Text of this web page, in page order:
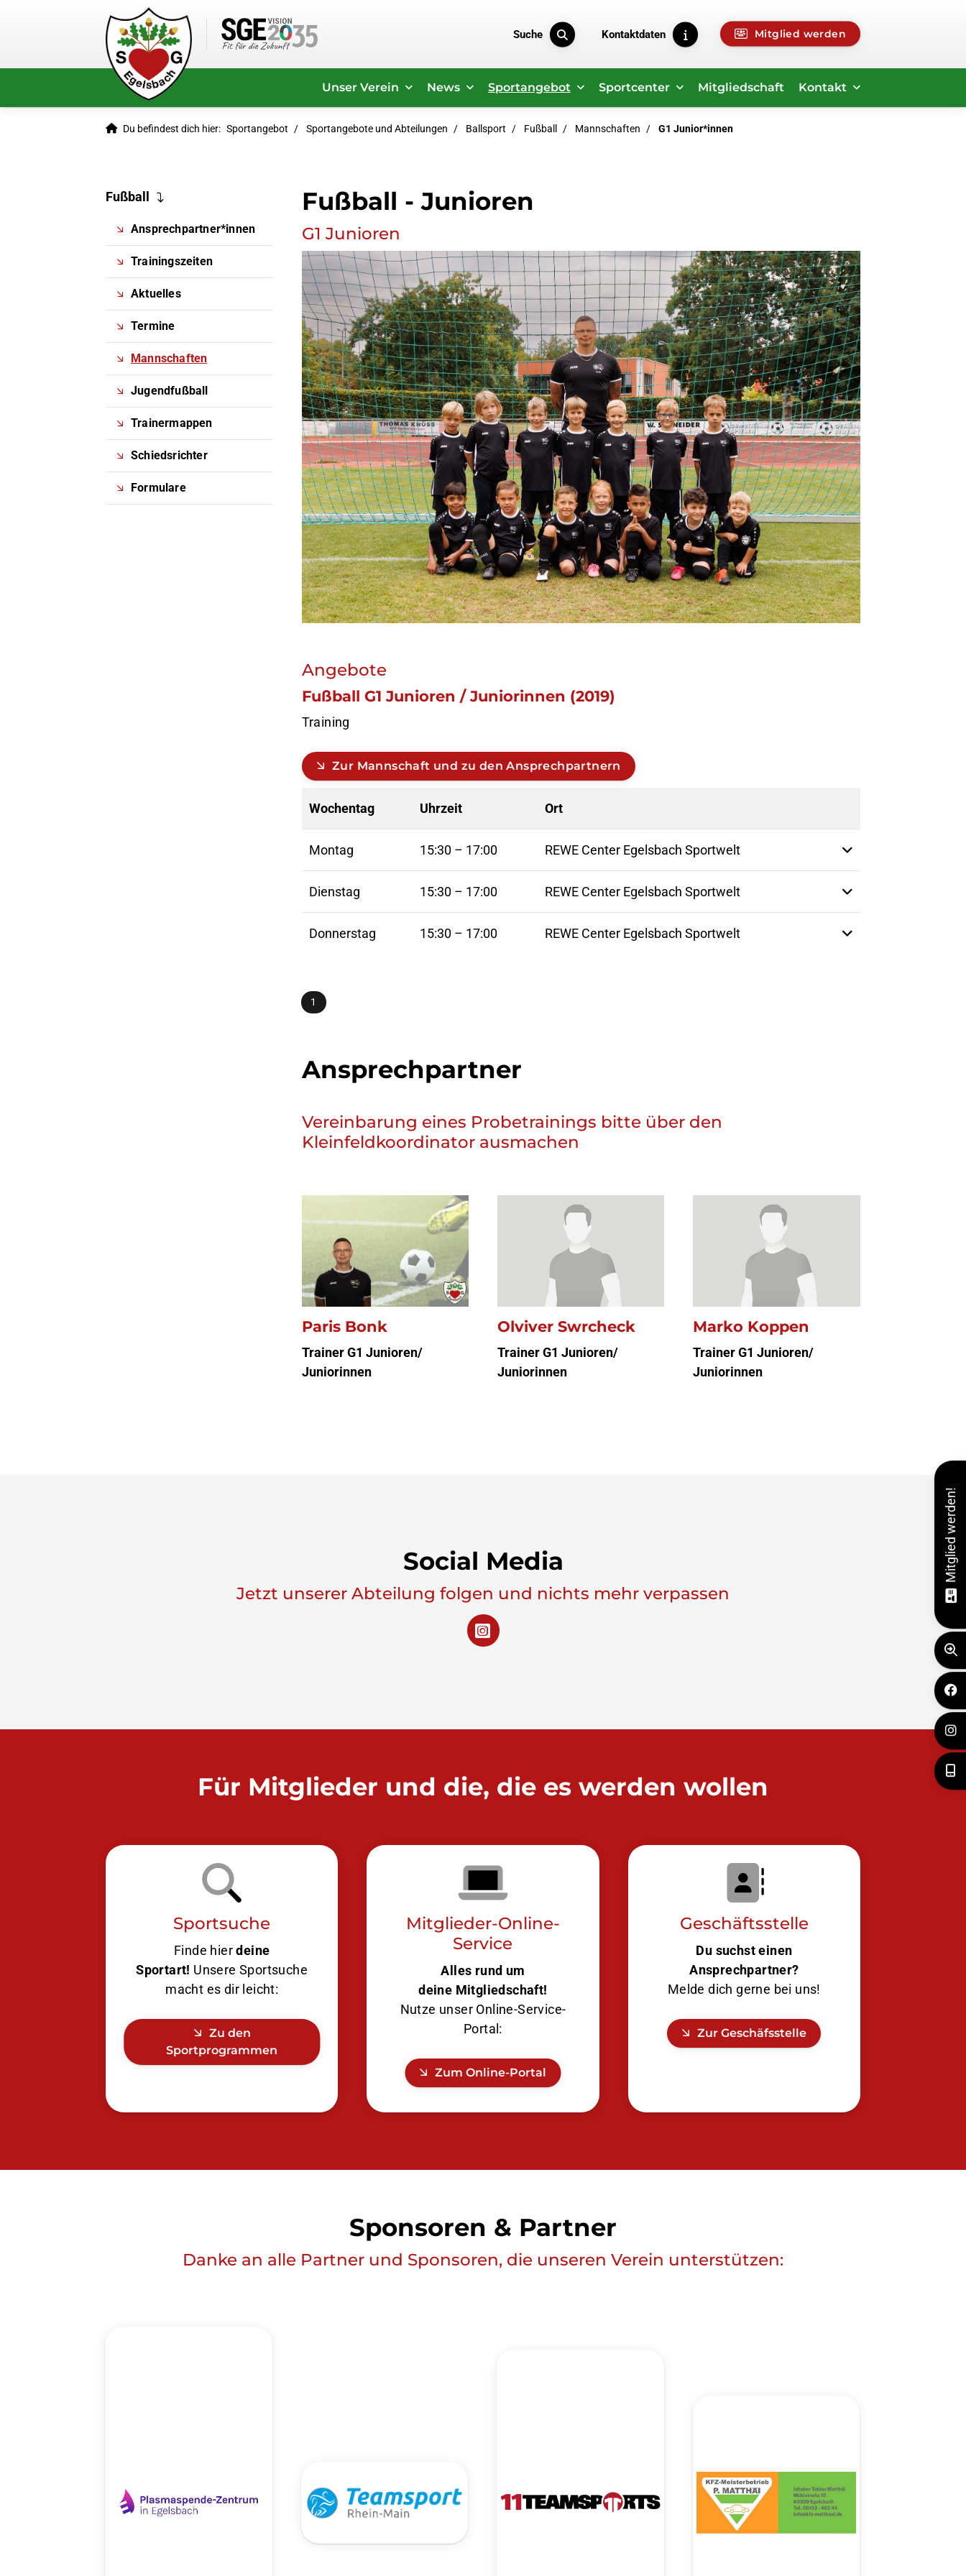
Suche Kontaktdaten Mitglied werden
Unser Verein News Sportangebot Sportcenter Mitgliedschaft Kontakt
Du befindest dich hier: Sportangebot Sportangebote und Abteilungen Ballsport Fußball Mannschaften G1 Junior*innen
Fußball - Junioren
G1 Junioren
Angebote
Fußball G1 Junioren / Juniorinnen (2019)
Training
Zur Mannschaft und zu den Ansprechpartnern
Wochentag Uhrzeit
Ort
Weitere Informationen
Montag
15:30– 17:00 REWE Center Egelsbach Sportwelt
Dienstag 15:30– 17:00 REWE Center Egelsbach Sportwelt
Donnerstag 15:30– 17:00 REWE Center Egelsbach Sportwelt
1
Ansprechpartner
Vereinbarung eines Probetrainings bitte über den
Kleinfeldkoordinator ausmachen
Paris Bonk
Trainer G1 Junioren/
Juniorinnen
Olviver Swrcheck
Trainer G1 Junioren/
Juniorinnen
Marko Koppen
Trainer G1 Junioren/
Juniorinnen
Fußball
Ansprechpartner*innen
Trainingszeiten
Aktuelles
Termine
Mannschaften
Jugendfußball
Trainermappen
Schiedsrichter
Formulare
Social Media
Jetzt unserer Abteilung folgen und nichts mehr verpassen
Für Mitglieder und die, die es werden wollen
Sportsuche
Finde hierdeine
Sportart! Unsere Sportsuche
macht es dir leicht:
Zu den
Sportprogrammen
Mitglieder-Online-
Service
Alles rund um
deine Mitgliedschaft!
Nutze unser Online-Service-
Portal:
Zum Online-Portal
Geschäftsstelle
Du suchst einen
Ansprechpartner?
Melde dich gerne bei uns!
Zur Geschäfsstelle
Sponsoren & Partner
Danke an alle Partner und Sponsoren, die unseren Verein unterstützen:
Mitglied werden!
Unsere Sportsuche
Alles rund um
deine Mitgliedschaft!